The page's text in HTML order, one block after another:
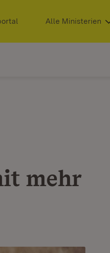
(Öffnet in neuem Fenster)
Alle Ministerien
mehr